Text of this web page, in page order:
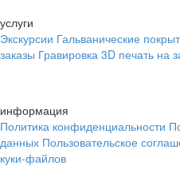
услуги
Экскурсии Гальванические
заказы Гравировка 3D печать на
информация
Политика конфиденциальности
данных Пользовательское
куки-файлов